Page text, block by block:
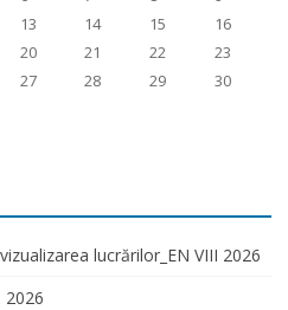
13 14 15
16
20 21 22
23
27 28 29
30
lucrărilor_EN VIII 2026
2026